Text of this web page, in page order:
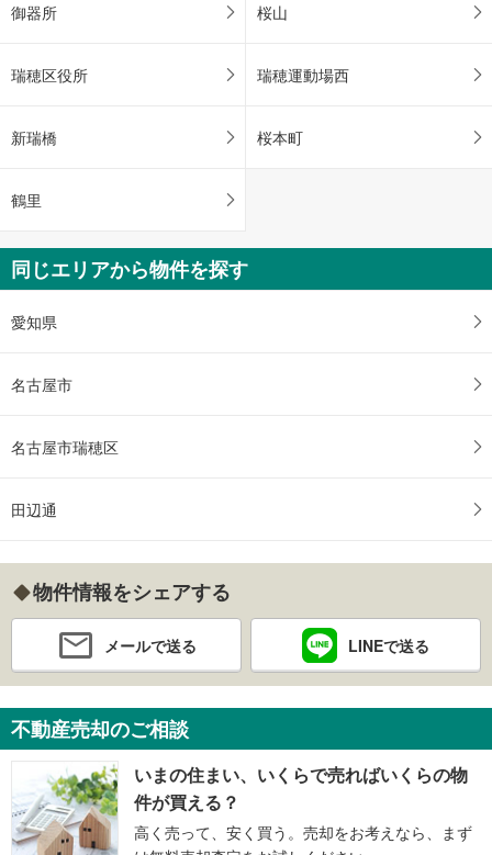
御器所 桜山
瑞穂区役所 瑞穂運動場西
新瑞橋 桜本町
鶴里
同じエリアから物件を探す
愛知県
名古屋市
名古屋市瑞穂区
田辺通
物件情報をシェアする
メールで送る LINEで送る
不動産売却のご相談
いまの住まい、いくらで売ればいくらの物
件が買える？
高く売って、安く買う。売却をお考えなら、まず